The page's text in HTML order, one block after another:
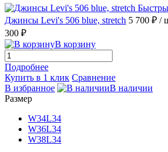
Джинсы Levi's 506 blue, stretch 5 700 ₽ /
300 ₽
В корзину
Подробнее
Купить в 1 клик Сравнение
В избранное
В наличии
Размер
W34L34
W36L34
W38L34